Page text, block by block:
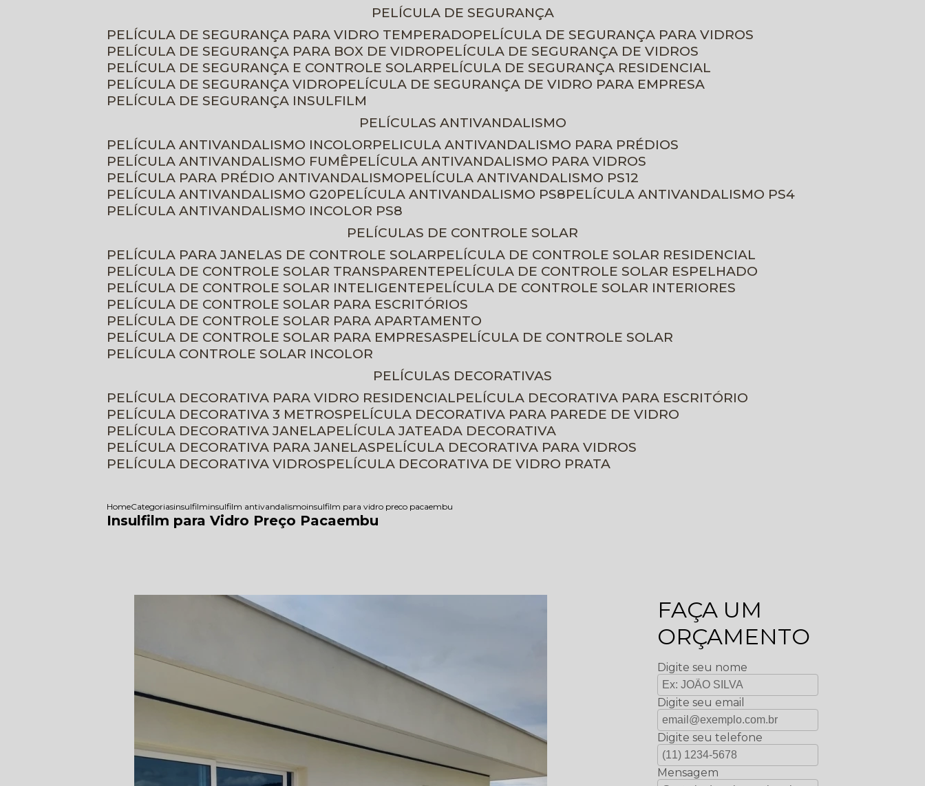
PELÍCULA DE SEGURANÇA
PELÍCULA DE SEGURANÇA PARA VIDRO TEMPERADO
PELÍCULA DE SEGURANÇA PARA VIDROS
PELÍCULA DE SEGURANÇA PARA BOX DE VIDRO
PELÍCULA DE SEGURANÇA DE VIDROS
PELÍCULA DE SEGURANÇA E CONTROLE SOLAR
PELÍCULA DE SEGURANÇA RESIDENCIAL
PELÍCULA DE SEGURANÇA VIDRO
PELÍCULA DE SEGURANÇA DE VIDRO PARA EMPRESA
PELÍCULA DE SEGURANÇA INSULFILM
PELÍCULAS ANTIVANDALISMO
PELÍCULA ANTIVANDALISMO INCOLOR
PELICULA ANTIVANDALISMO PARA PRÉDIOS
PELÍCULA ANTIVANDALISMO FUMÊ
PELÍCULA ANTIVANDALISMO PARA VIDROS
PELÍCULA PARA PRÉDIO ANTIVANDALISMO
PELÍCULA ANTIVANDALISMO PS12
PELÍCULA ANTIVANDALISMO G20
PELÍCULA ANTIVANDALISMO PS8
PELÍCULA ANTIVANDALISMO PS4
PELÍCULA ANTIVANDALISMO INCOLOR PS8
PELÍCULAS DE CONTROLE SOLAR
PELÍCULA PARA JANELAS DE CONTROLE SOLAR
PELÍCULA DE CONTROLE SOLAR RESIDENCIAL
PELÍCULA DE CONTROLE SOLAR TRANSPARENTE
PELÍCULA DE CONTROLE SOLAR ESPELHADO
PELÍCULA DE CONTROLE SOLAR INTELIGENTE
PELÍCULA DE CONTROLE SOLAR INTERIORES
PELÍCULA DE CONTROLE SOLAR PARA ESCRITÓRIOS
PELÍCULA DE CONTROLE SOLAR PARA APARTAMENTO
PELÍCULA DE CONTROLE SOLAR PARA EMPRESAS
PELÍCULA DE CONTROLE SOLAR
PELÍCULA CONTROLE SOLAR INCOLOR
PELÍCULAS DECORATIVAS
PELÍCULA DECORATIVA PARA VIDRO RESIDENCIAL
PELÍCULA DECORATIVA PARA ESCRITÓRIO
PELÍCULA DECORATIVA 3 METROS
PELÍCULA DECORATIVA PARA PAREDE DE VIDRO
PELÍCULA DECORATIVA JANELA
PELÍCULA JATEADA DECORATIVA
PELÍCULA DECORATIVA PARA JANELAS
PELÍCULA DECORATIVA PARA VIDROS
PELÍCULA DECORATIVA VIDROS
PELÍCULA DECORATIVA DE VIDRO PRATA
HomeCategoriasinsulfilminsulfilm antivandalismoinsulfilm para vidro preco pacaembu
Insulfilm para Vidro Preço Pacaembu
FAÇA UM
ORÇAMENTO
Digite seu nome
Digite seu email
Digite seu telefone
Mensagem